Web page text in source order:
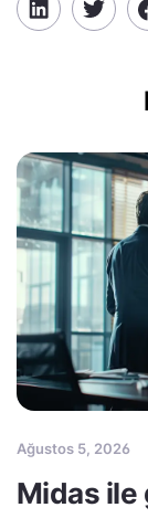
Ağustos 5, 2026
Midas ile